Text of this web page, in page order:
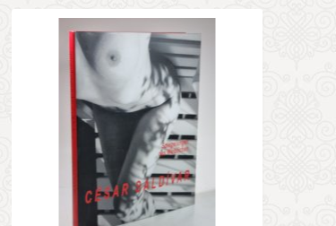
PODEPSANÉ
ZOBRAZOVAT KVALITU